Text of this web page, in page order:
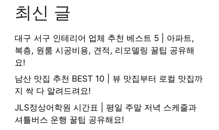
최신 글
대구 서구 인테리어 업체 추천 베스트 5 | 아파트,
복층, 원룸 시공비용, 견적, 리모델링 꿀팁 공유해
요!
남산 맛집 추천 BEST 10 | 뷰 맛집부터 로컬 맛집까
지 싹 다 알려드려요!
JLS정상어학원 시간표 | 평일 주말 저녁 스케줄과
셔틀버스 운행 꿀팁 공유해요!